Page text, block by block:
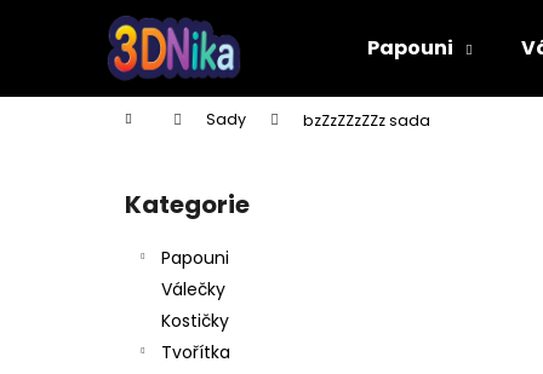
Papouni
Domů Sady bzZzZZzZZz sada
Přeskočit
kategorie
Kategorie
Papouni
Válečky
Kostičky
Tvořítka
í
Zpět
do
Zpět
do